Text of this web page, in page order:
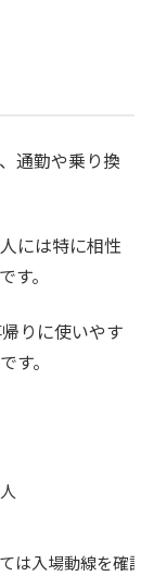
通勤や乗り換
には特に相性
。
りに使いやす
す。
は入場動線を確認